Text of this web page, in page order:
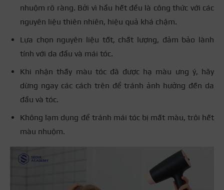
nhuộm rõ ràng. Bởi vì hầu hết đều là công thức với các
nguyên liệu thiên nhiên, hiệu quả khá chậm.
Lựa chọn nguyên liệu tốt, chất lượng, đảm bảo lành
tính với da đầu và mái tóc.
Khi nhận thấy màu tóc đã được hạ màu ưng ý, hãy
dừng ngay các cách trên để tránh ảnh hưởng đến da
đầu và tóc.
Không lạm dụng để tránh mái tóc bị mất màu, trôi hết
màu nhuộm.